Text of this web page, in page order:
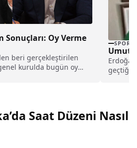
Sonuçları: Oy Verme
beri gerçekleştirilen
kurulda bugün oy
SPOR
Umut
Saat Düzeni Nasıl